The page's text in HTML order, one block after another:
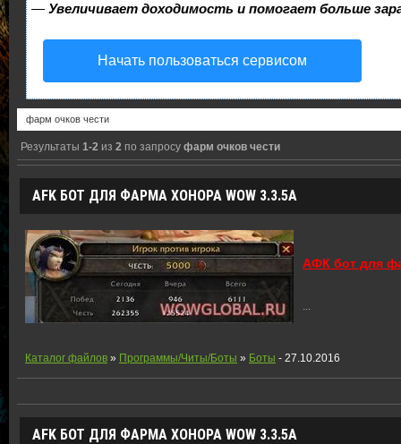
— Увеличивает доходимость и помогает больше
Начать пользоваться сервисом
Результаты 1-2 из 2 по запросу фарм очков чести
AFK БОТ ДЛЯ ФАРМА ХОНОРА WOW 3.3.5A
АФК бот для
Каталог файлов » Программы/Читы/Боты » Боты - 27.10.2016
AFK БОТ ДЛЯ ФАРМА ХОНОРА WOW 3.3.5A